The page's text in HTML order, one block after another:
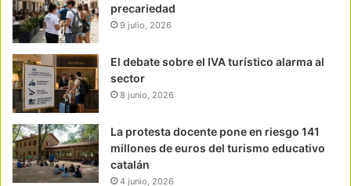
precariedad
9 julio, 2026
El debate sobre el IVA turístico alarma al
sector
8 junio, 2026
La protesta docente pone en riesgo 141
millones de euros del turismo educativo
catalán
4 junio, 2026